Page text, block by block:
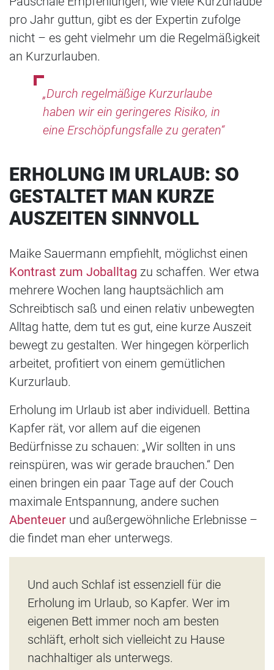
pro Jahr guttun, gibt es der Expertin zufolge
nicht – es geht vielmehr um die Regelmäßigkeit
an Kurzurlauben.
„Durch regelmäßige Kurzurlaube
haben wir ein geringeres Risiko, in
eine Erschöpfungsfalle zu geraten“
ERHOLUNG IM URLAUB: SO
GESTALTET MAN KURZE
AUSZEITEN SINNVOLL
Maike Sauermann empfiehlt, möglichst einen
Kontrast zum Joballtag zu schaffen. Wer etwa
mehrere Wochen lang hauptsächlich am
Schreibtisch saß und einen relativ unbewegten
Alltag hatte, dem tut es gut, eine kurze Auszeit
bewegt zu gestalten. Wer hingegen körperlich
arbeitet, profitiert von einem gemütlichen
Kurzurlaub.
Erholung im Urlaub ist aber individuell. Bettina
Kapfer rät, vor allem auf die eigenen
Bedürfnisse zu schauen: „Wir sollten in uns
reinspüren, was wir gerade brauchen.“ Den
einen bringen ein paar Tage auf der Couch
maximale Entspannung, andere suchen
Abenteuer und außergewöhnliche Erlebnisse –
die findet man eher unterwegs.
Und auch Schlaf ist essenziell für die
Erholung im Urlaub, so Kapfer. Wer im
eigenen Bett immer noch am besten
schläft, erholt sich vielleicht zu Hause
nachhaltiger als unterwegs.